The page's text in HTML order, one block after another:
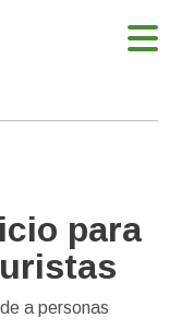
para
a personas